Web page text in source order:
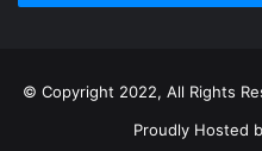
© Copyright 2022, All Rights
Proudly Hosted